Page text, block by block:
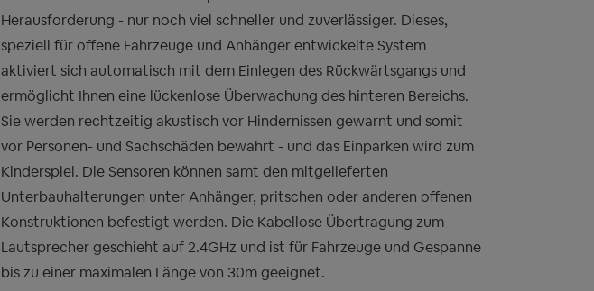
Herausforderung - nur noch viel schneller und zuverlässiger. Dieses,
speziell für offene Fahrzeuge und Anhänger entwickelte System
aktiviert sich automatisch mit dem Einlegen des Rückwärtsgangs und
ermöglicht Ihnen eine lückenlose Überwachung des hinteren Bereichs.
Sie werden rechtzeitig akustisch vor Hindernissen gewarnt und somit
vor Personen- und Sachschäden bewahrt - und das Einparken wird zum
Kinderspiel. Die Sensoren können samt den mitgelieferten
Unterbauhalterungen unter Anhänger, pritschen oder anderen offenen
Konstruktionen befestigt werden. Die Kabellose Übertragung zum
Lautsprecher geschieht auf 2.4GHz und ist für Fahrzeuge und Gespanne
bis zu einer maximalen Länge von 30m geeignet.